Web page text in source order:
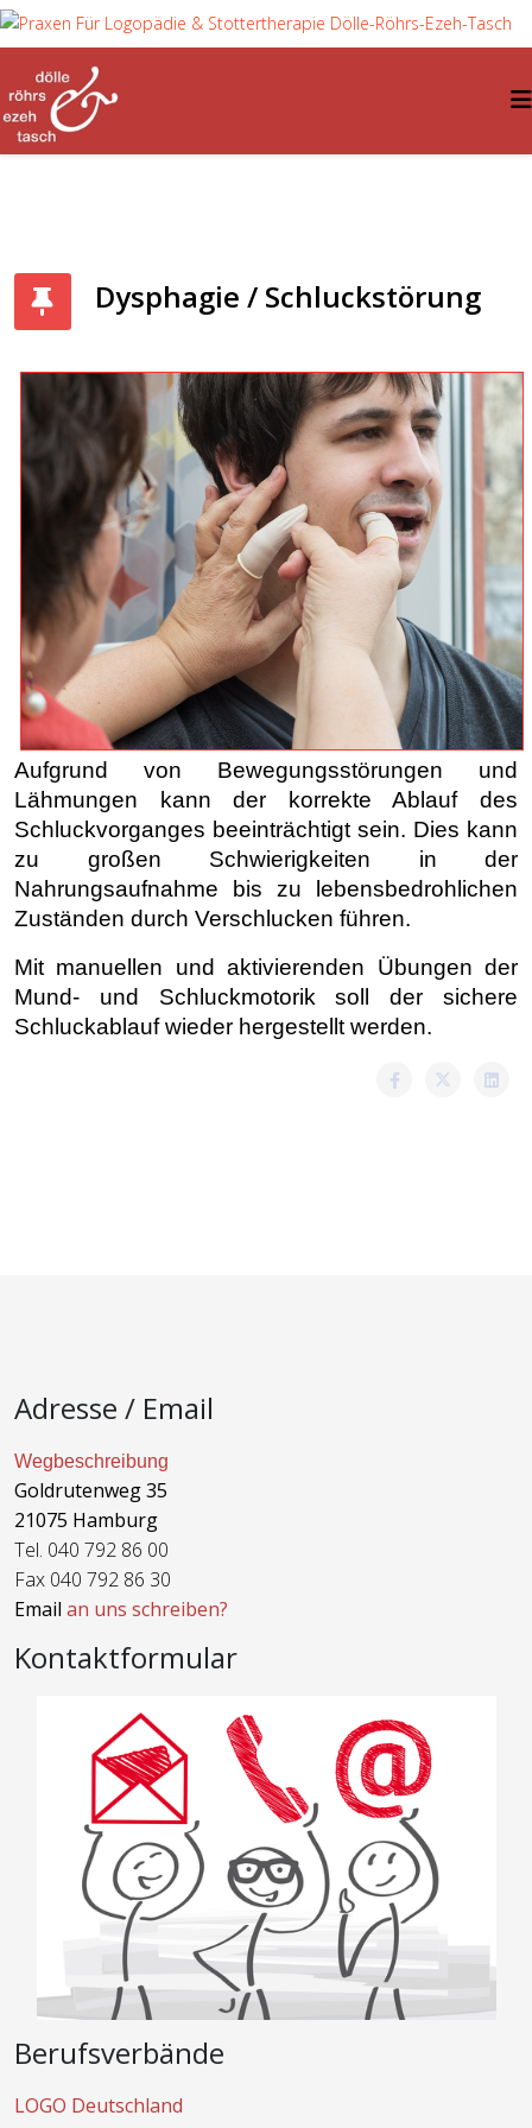
Dysphagie / Schluckstörung
Aufgrund von Bewegungsstörungen und
Lähmungen kann der korrekte Ablauf des
Schluckvorganges beeinträchtigt sein. Dies kann
zu großen Schwierigkeiten in der
Nahrungsaufnahme bis zu lebensbedrohlichen
Zuständen durch Verschlucken führen.
Mit manuellen und aktivierenden Übungen der
Mund- und Schluckmotorik soll der sichere
Schluckablauf wieder hergestellt werden.
Adresse / Email
Wegbeschreibung
Goldrutenweg 35
21075 Hamburg
Tel. 040 792 86 00
Fax 040 792 86 30
Email an uns schreiben?
Kontaktformular
Berufsverbände
LOGO Deutschland